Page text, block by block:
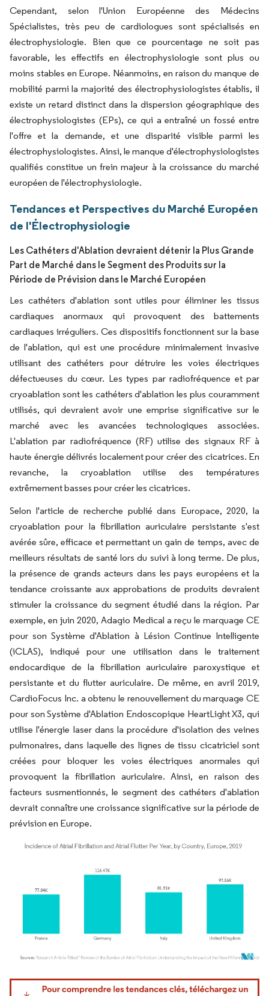
Cependant, selon l'Union Européenne des Médecins
Spécialistes, très peu de cardiologues sont spécialisés en
électrophysiologie. Bien que ce pourcentage ne soit pas
favorable, les effectifs en électrophysiologie sont plus ou
moins stables en Europe. Néanmoins, en raison du manque de
mobilité parmi la majorité des électrophysiologistes établis, il
existe un retard distinct dans la dispersion géographique des
électrophysiologistes (EPs), ce qui a entraîné un fossé entre
l'offre et la demande, et une disparité visible parmi les
électrophysiologistes. Ainsi, le manque d'électrophysiologistes
qualifiés constitue un frein majeur à la croissance du marché
européen de l'électrophysiologie.
Tendances et Perspectives du Marché Européen
de l'Électrophysiologie
Les Cathéters d'Ablation devraient détenir la Plus Grande
Part de Marché dans le Segment des Produits sur la
Période de Prévision dans le Marché Européen
Les cathéters d'ablation sont utiles pour éliminer les tissus
cardiaques anormaux qui provoquent des battements
cardiaques irréguliers. Ces dispositifs fonctionnent sur la base
de l'ablation, qui est une procédure minimalement invasive
utilisant des cathéters pour détruire les voies électriques
défectueuses du cœur. Les types par radiofréquence et par
cryoablation sont les cathéters d'ablation les plus couramment
utilisés, qui devraient avoir une emprise significative sur le
marché avec les avancées technologiques associées.
L'ablation par radiofréquence (RF) utilise des signaux RF à
haute énergie délivrés localement pour créer des cicatrices. En
revanche, la cryoablation utilise des températures
extrêmement basses pour créer les cicatrices.
Selon l'article de recherche publié dans Europace, 2020, la
cryoablation pour la fibrillation auriculaire persistante s'est
avérée sûre, efficace et permettant un gain de temps, avec de
meilleurs résultats de santé lors du suivi à long terme. De plus,
la présence de grands acteurs dans les pays européens et la
tendance croissante aux approbations de produits devraient
stimuler la croissance du segment étudié dans la région. Par
exemple, en juin 2020, Adagio Medical a reçu le marquage CE
pour son Système d'Ablation à Lésion Continue Intelligente
(iCLAS), indiqué pour une utilisation dans le traitement
endocardique de la fibrillation auriculaire paroxystique et
persistante et du flutter auriculaire. De même, en avril 2019,
CardioFocus Inc. a obtenu le renouvellement du marquage CE
pour son Système d'Ablation Endoscopique HeartLight X3, qui
utilise l'énergie laser dans la procédure d'isolation des veines
pulmonaires, dans laquelle des lignes de tissu cicatriciel sont
créées pour bloquer les voies électriques anormales qui
provoquent la fibrillation auriculaire. Ainsi, en raison des
facteurs susmentionnés, le segment des cathéters d'ablation
devrait connaître une croissance significative sur la période de
prévision en Europe.
Image © Mordor Intelligence. La réutilisation nécessite une attribution sous CC BY